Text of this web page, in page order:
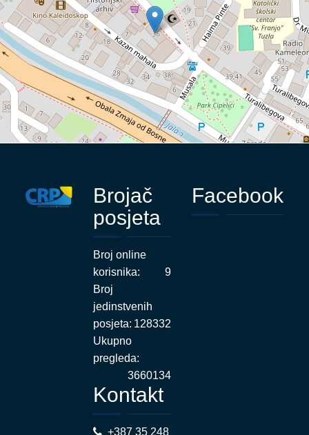
Brojač
posjeta
Broj online
korisnika:
9
Broj
jedinstvenih
posjeta: 128332
Ukupno
pregleda:
3660134
Kontakt
+387 35 248
Facebook